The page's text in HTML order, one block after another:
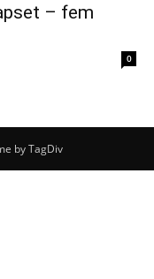
– fem
0
by TagDiv